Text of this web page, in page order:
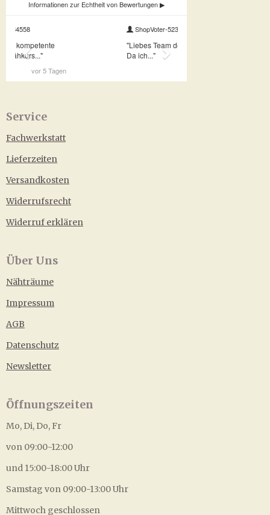
Service
Fachwerkstatt
Lieferzeiten
Versandkosten
Widerrufsrecht
Widerruf erklären
Über Uns
Nähträume
Impressum
AGB
Datenschutz
Newsletter
Öffnungszeiten
Mo, Di, Do, Fr
von 09:00-12:00
und 15:00-18:00 Uhr
Samstag von 09:00-13:00 Uhr
Mittwoch geschlossen